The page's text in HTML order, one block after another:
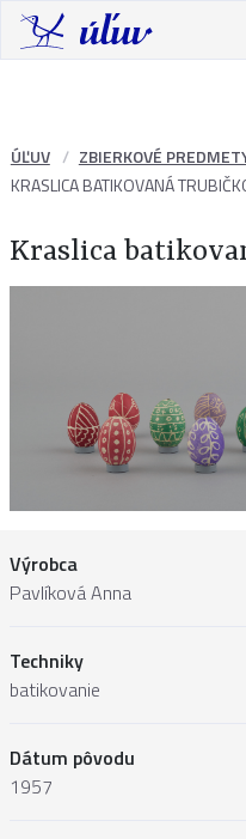
ÚĽUV
ZBIERKOVÉ
KRASLICA BATIKOVANÁ
Kraslica
Výrobca
Pavlíková Anna
Techniky
batikovanie
Dátum pôvodu
1957